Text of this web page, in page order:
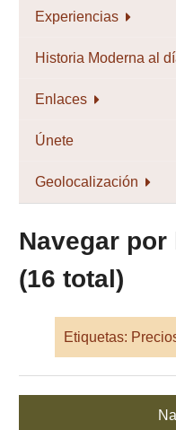
Experiencias
Historia Moderna al
Enlaces
Únete
Geolocalización
Navegar
(16 total)
Etiquetas: